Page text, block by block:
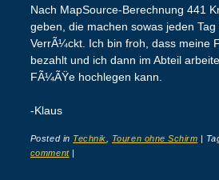
Nach MapSource-Berechnung 441
geben, die machen sowas jeden Tag
VerrÃ¼ckt. Ich bin froh, dass meine
bezahlt und ich dann im Abteil
FÃ¼ÃŸe hochlegen kann.
-Klaus
Posted in Technik, Touren ohne Schirm
comment